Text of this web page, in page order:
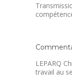
LEPARQ
travail au